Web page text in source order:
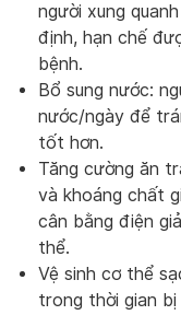
người xung
định, hạn chế
bệnh.
Bổ sung nước:
nước/ngày để
tốt hơn.
Tăng cường ăn
và khoáng chất
cân bằng điện
thể.
Vệ sinh cơ thể
trong thời gian